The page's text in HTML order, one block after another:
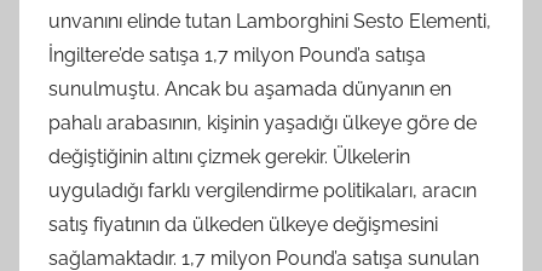
unvanını elinde tutan Lamborghini Sesto Elementi,
İngiltere’de satışa 1,7 milyon Pound’a satışa
sunulmuştu. Ancak bu aşamada dünyanın en
pahalı arabasının, kişinin yaşadığı ülkeye göre de
değiştiğinin altını çizmek gerekir. Ülkelerin
uyguladığı farklı vergilendirme politikaları, aracın
satış fiyatının da ülkeden ülkeye değişmesini
sağlamaktadır. 1,7 milyon Pound’a satışa sunulan